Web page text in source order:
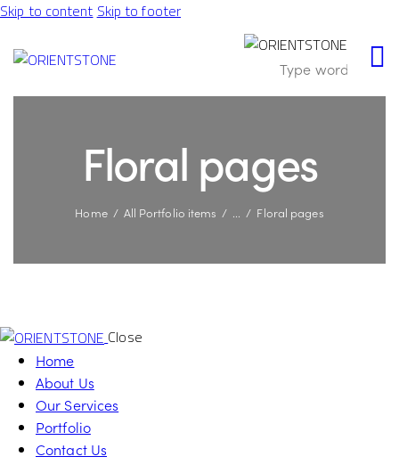
Skip to contentSkip to footer
Floral pages
Home All Portfolio items Floral pages
Close
Home
About Us
Our Services
Portfolio
Contact Us